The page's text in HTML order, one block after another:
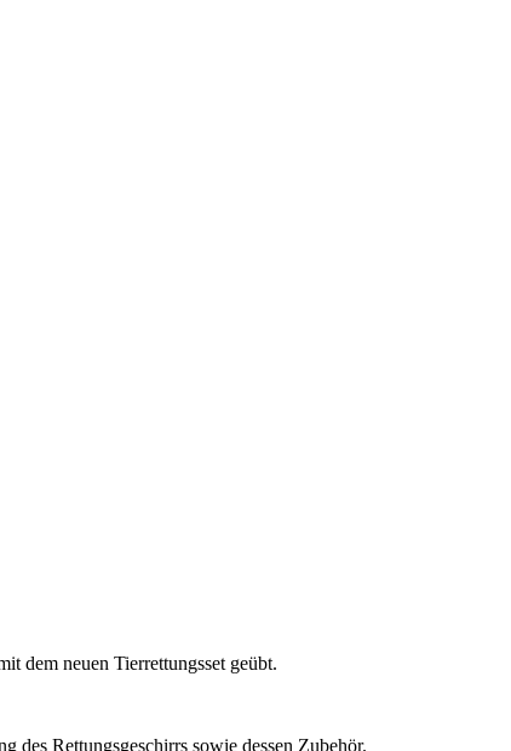
dem neuen Tierrettungsset geübt.
des Rettungsgeschirrs sowie dessen Zubehör.